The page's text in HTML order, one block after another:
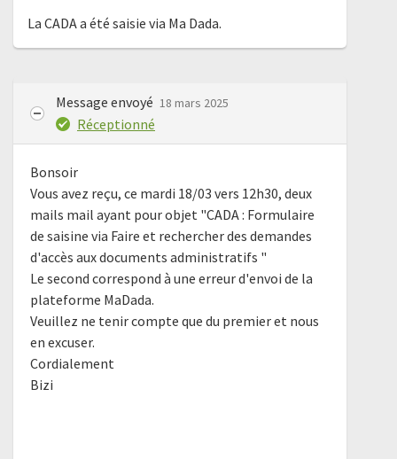
La CADA a été saisie via Ma Dada.
Message envoyé 18 mars 2025
Réceptionné
Bonsoir
Vous avez reçu, ce mardi 18/03 vers 12h30, deux
mails mail ayant pour objet "CADA : Formulaire
de saisine via Faire et rechercher des demandes
d'accès aux documents administratifs "
Le second correspond à une erreur d'envoi de la
plateforme MaDada.
Veuillez ne tenir compte que du premier et nous
en excuser.
Cordialement
Bizi